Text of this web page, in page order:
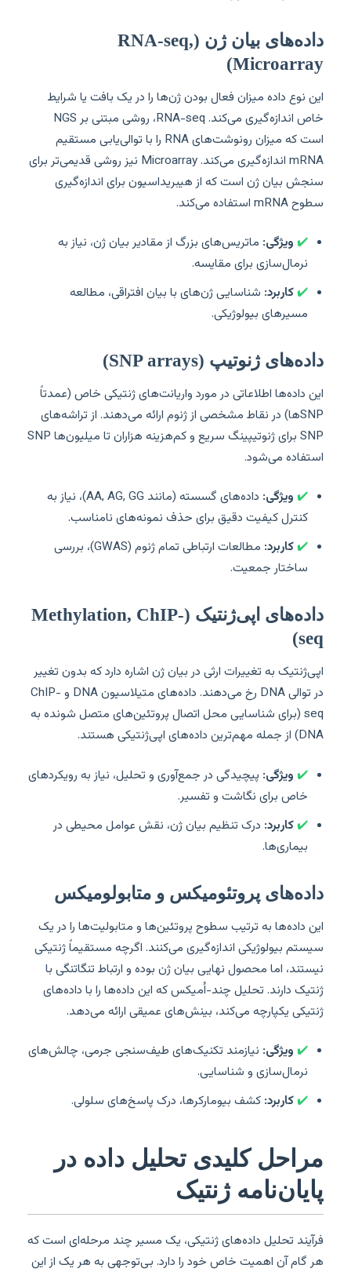
داده‌های بیان ژن (RNA-seq,
Microarray)
این نوع داده میزان فعال بودن ژن‌ها را در یک بافت یا شرایط
خاص اندازه‌گیری می‌کند. RNA-seq، روشی مبتنی بر NGS
است که میزان رونوشت‌های RNA را با توالی‌یابی مستقیم
mRNA اندازه‌گیری می‌کند. Microarray نیز روشی قدیمی‌تر برای
سنجش بیان ژن است که از هیبریداسیون برای اندازه‌گیری
سطوح mRNA استفاده می‌کند.
✔️ ویژگی: ماتریس‌های بزرگ از مقادیر بیان ژن، نیاز به
نرمال‌سازی برای مقایسه.
✔️کاربرد: شناسایی ژن‌های با بیان افتراقی، مطالعه
مسیرهای بیولوژیکی.
داده‌های ژنوتیپ (SNP arrays)
این داده‌ها اطلاعاتی در مورد واریانت‌های ژنتیکی خاص (عمدتاً
SNPها) در نقاط مشخصی از ژنوم ارائه می‌دهند. از تراشه‌های
SNP برای ژنوتیپینگ سریع و کم‌هزینه هزاران تا میلیون‌ها SNP
استفاده می‌شود.
✔️ ویژگی:
داده‌های گسسته (مانند AA, AG, GG)، نیاز به
کنترل کیفیت دقیق برای حذف نمونه‌های نامناسب.
✔️کاربرد:
مطالعات ارتباطی تمام ژنوم (GWAS)، بررسی
ساختار جمعیت.
داده‌های اپی‌ژنتیک (Methylation, ChIP-
seq)
اپی‌ژنتیک به تغییرات ارثی در بیان ژن اشاره دارد که بدون تغییر
در توالی DNA رخ می‌دهند. داده‌های متیلاسیون DNA و ChIP-
seq (برای شناسایی محل اتصال پروتئین‌های متصل شونده به
DNA) از جمله مهم‌ترین داده‌های اپی‌ژنتیکی هستند.
✔️ ویژگی: پیچیدگی در جمع‌آوری و تحلیل، نیاز به رویکردهای
خاص برای نگاشت و تفسیر.
✔️کاربرد: درک تنظیم بیان ژن، نقش عوامل محیطی در
بیماری‌ها.
داده‌های پروتئومیکس و متابولومیکس
این داده‌ها به ترتیب سطوح پروتئین‌ها و متابولیت‌ها را در یک
سیستم بیولوژیکی اندازه‌گیری می‌کنند. اگرچه مستقیماً ژنتیکی
نیستند، اما محصول نهایی بیان ژن بوده و ارتباط تنگاتنگی با
ژنتیک دارند. تحلیل چند-اُمیکس که این داده‌ها را با داده‌های
ژنتیکی یکپارچه می‌کند، بینش‌های عمیقی ارائه می‌دهد.
✔️ ویژگی: نیازمند تکنیک‌های طیف‌سنجی جرمی، چالش‌های
نرمال‌سازی و شناسایی.
✔️کاربرد: کشف بیومارکرها، درک پاسخ‌های سلولی.
مراحل کلیدی تحلیل داده در
پایان‌نامه ژنتیک
فرآیند تحلیل داده‌های ژنتیکی، یک مسیر چند مرحله‌ای است که
هر گام آن اهمیت خاص خود را دارد. بی‌توجهی به هر یک از این